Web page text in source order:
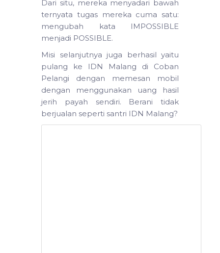
Dari situ, mereka menyadari bawah
ternyata tugas mereka cuma satu:
mengubah kata IMPOSSIBLE
menjadi POSSIBLE.
Misi selanjutnya juga berhasil yaitu
pulang ke IDN Malang di Coban
Pelangi dengan memesan mobil
dengan menggunakan uang hasil
jerih payah sendiri. Berani tidak
berjualan seperti santri IDN Malang?